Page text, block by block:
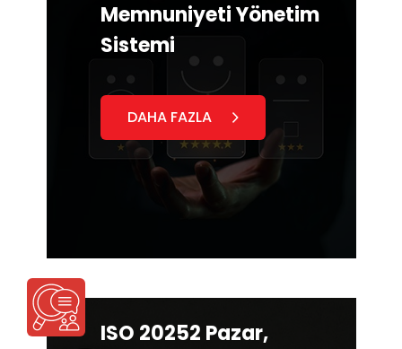
Memnuniyeti Yönetim
Sistemi
DAHA FAZLA
ISO 20252 Pazar,